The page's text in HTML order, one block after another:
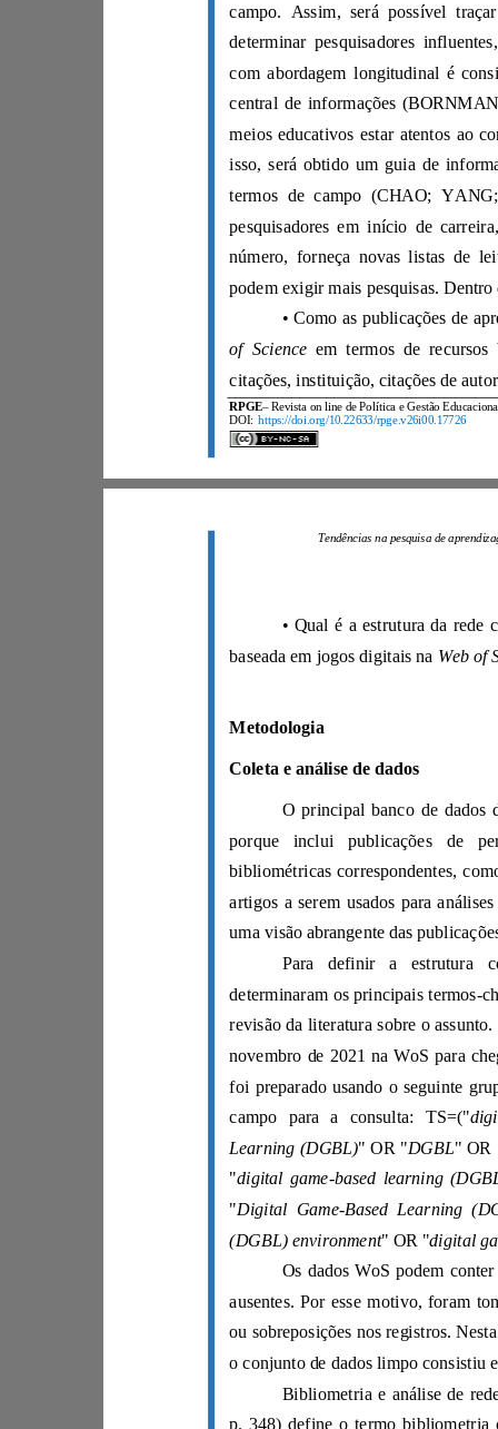
RPGE
DOI: https://doi.org/10.22633/rpge.v26i00.17726
of Science
baseada em jogos digitais na
Metodologia
Coleta e análise de dados
campo para a consulta: TS=("
Learning (DGBL) " OR " DGBL
"
"
(DGBL) environment
" OR "